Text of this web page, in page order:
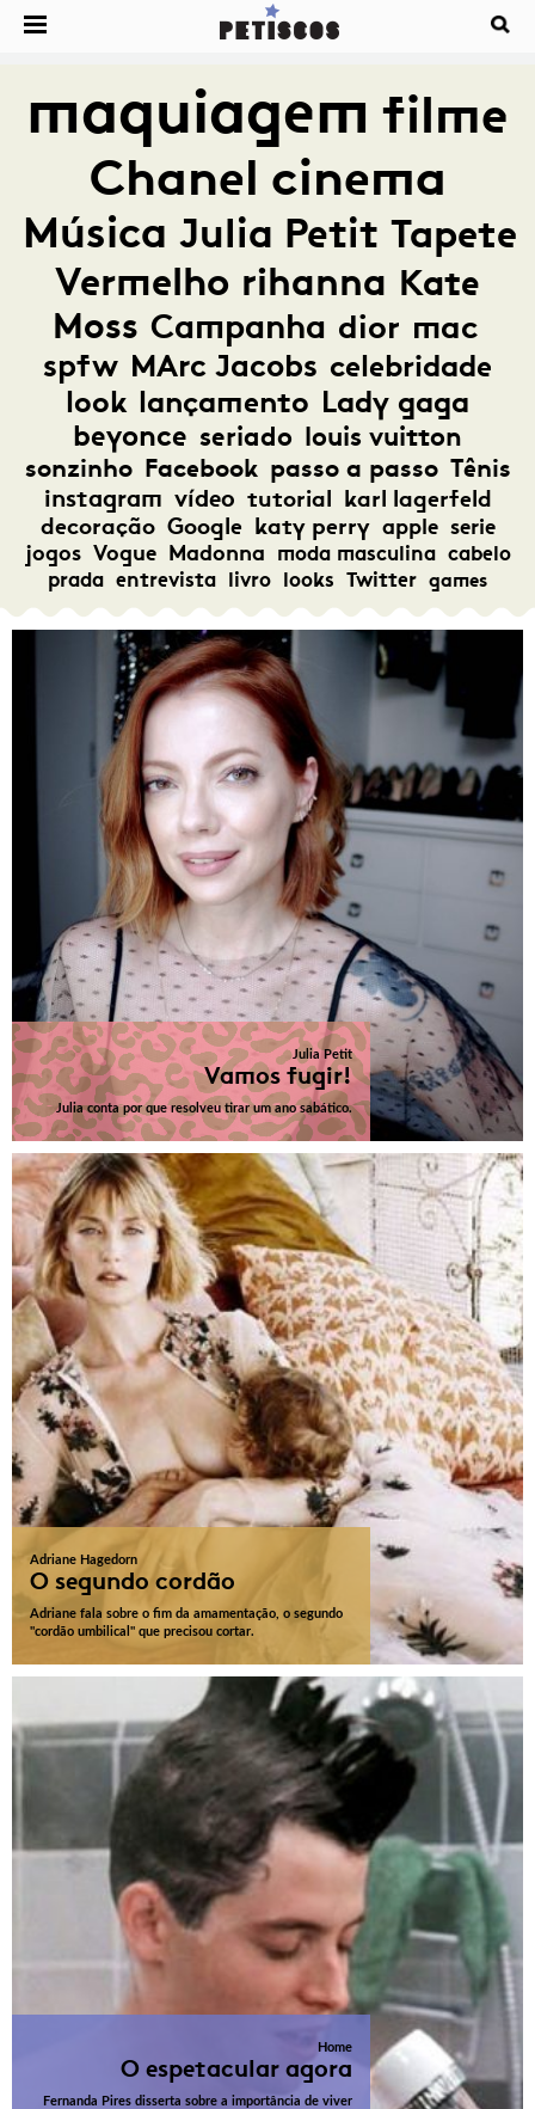
maquiagem filme
Chanel cinema
Música Julia Petit Tapete
Vermelho rihanna Kate
Moss Campanha dior mac
spfw MArc Jacobs celebridade
look lançamento Lady gaga
beyonce seriado louis vuitton
sonzinho Facebook passo a passo Tênis
instagram vídeo tutorial karl lagerfeld
decoração Google katy perry apple serie
jogos Vogue Madonna moda masculina cabelo
prada entrevista livro looks Twitter games
Julia Petit
Vamos fugir!
Julia conta por que resolveu tirar um ano sabático.
Adriane Hagedorn
O segundo cordão
Adriane fala sobre o fim da amamentação, o segundo
"cordão umbilical" que precisou cortar.
Home
O espetacular agora
Fernanda Pires disserta sobre a importância de viver